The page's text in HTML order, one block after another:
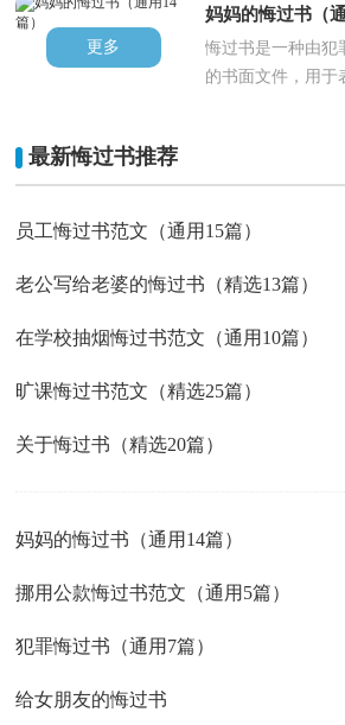
妈妈的悔过书（
悔过书是一种由犯
的书面文件，用于
更多
最新悔过书推荐
员工悔过书范文（通用15篇）
老公写给老婆的悔过书（精选13篇）
在学校抽烟悔过书范文（通用10篇）
旷课悔过书范文（精选25篇）
关于悔过书（精选20篇）
妈妈的悔过书（通用14篇）
挪用公款悔过书范文（通用5篇）
犯罪悔过书（通用7篇）
给女朋友的悔过书